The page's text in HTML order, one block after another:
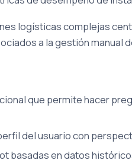
logísticas complejas
a la gestión manual
que permite hacer
del usuario con
basadas en datos